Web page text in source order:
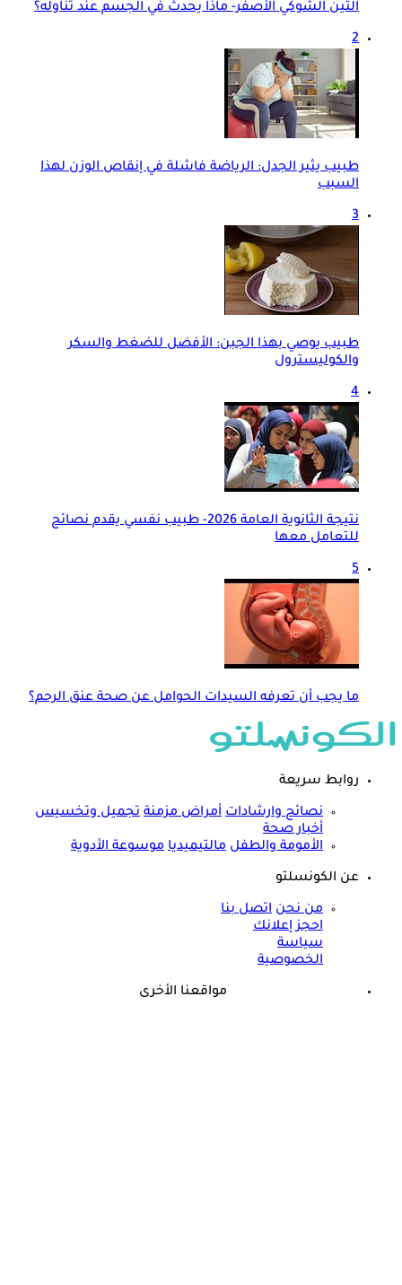
التين الشوكي الأصفر- ماذا يحدث في الجسم عند تناوله؟
2
طبيب يثير الجدل: الرياضة فاشلة في إنقاص الوزن لهذا
السبب
3
طبيب يوصي بهذا الجبن: الأفضل للضغط والسكر
والكوليسترول
4
نتيجة الثانوية العامة 2026- طبيب نفسي يقدم نصائح
للتعامل معها
5
ما يجب أن تعرفه السيدات الحوامل عن صحة عنق الرحم؟
روابط سريعة
نصائح وارشادات أمراض مزمنة تجميل وتخسيس
أخبار صحة
الأمومة والطفل مالتيميديا موسوعة الأدوية
عن الكونسلتو
من نحن اتصل بنا
احجز إعلانك
سياسة
الخصوصية
مواقعنا الأخرى